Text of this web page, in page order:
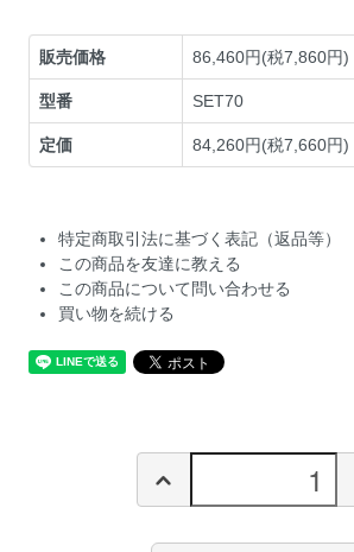
販売価格 86,460円(税7,860円)
型番 SET70
定価 84,260円(税7,660円)
特定商取引法に基づく表記（返品等）
この商品を友達に教える
この商品について問い合わせる
買い物を続ける